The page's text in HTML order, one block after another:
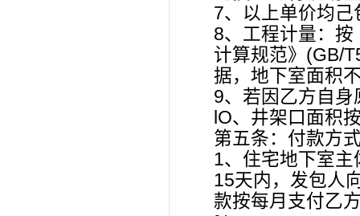
7、以上单价均
8、工程计量：
计算规范》(GB/
据，地下室面积
9、若因乙方自
lO、井架口面积
第五条：付款方
1、住宅地下室
15天内，发包人
款按每月支付乙